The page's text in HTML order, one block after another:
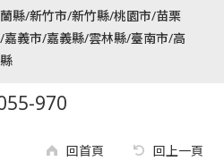
縣/新竹市/新竹縣/桃園市/苗栗
義市/嘉義縣/雲林縣/臺南市/高
970
回首頁 回上一頁